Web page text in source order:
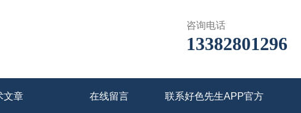
咨询电话
13382801296
文章 在线留言 联系好色先生APP官方